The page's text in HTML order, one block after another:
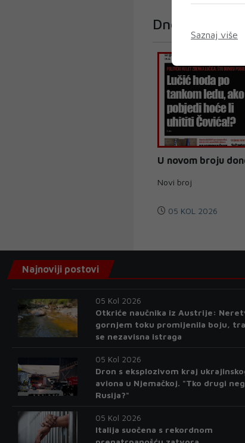
Dnevni List
U novom broju
Novi broj
05 KOL 2026
Saznaj više
Najnoviji postovi
05 Kol 2026
Otkriće naučnika iz Austrije:
gornjem toku promijenila boju,
se nezavisna istraga
05 Kol 2026
Dron s eksplozivom kraj
aviona u Njemačkoj. "Tko drugi
Rusija?"
05 Kol 2026
Italija suočena s rekordnom